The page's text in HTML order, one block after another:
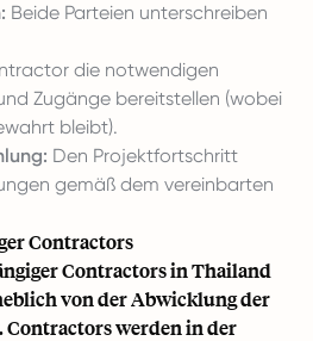
Beide Parteien unterschreiben
die notwendigen
Zugänge bereitstellen (wobei
bleibt).
Den Projektfortschritt
gemäß dem vereinbarten
Contractors
Contractors in Thailand
von der Abwicklung der
werden in der